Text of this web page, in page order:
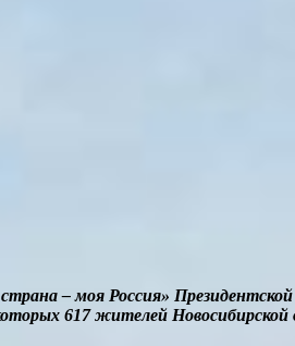
– моя Россия»
617 жителей